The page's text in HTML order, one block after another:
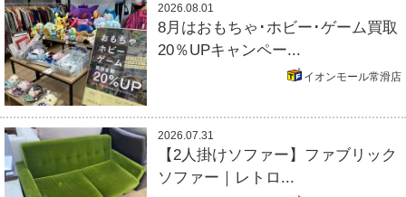
2026.08.01
8月はおもちゃ･ホビー･ゲーム買取
20％UPキャンペー...
イオンモール常滑店
2026.07.31
【2人掛けソファー】ファブリック
ソファー｜レトロ...